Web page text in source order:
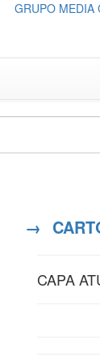
GRUPO MEDIA
→
CAPA